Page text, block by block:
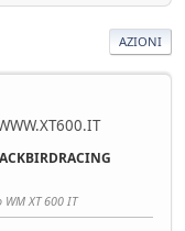
AZIONI
XT 600 IT